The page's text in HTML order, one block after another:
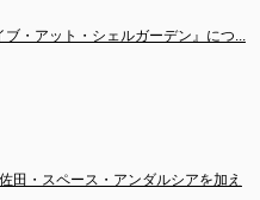
ブ・アット・シェルガーデン』につ...
田・スペース・アンダルシアを加え